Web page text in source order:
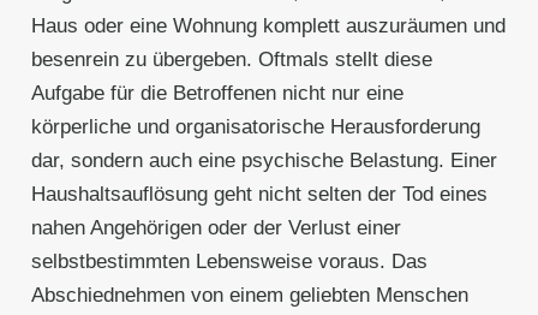
Haus oder eine Wohnung komplett auszuräumen und
besenrein zu übergeben. Oftmals stellt diese
Aufgabe für die Betroffenen nicht nur eine
körperliche und organisatorische Herausforderung
dar, sondern auch eine psychische Belastung. Einer
Haushaltsauflösung geht nicht selten der Tod eines
nahen Angehörigen oder der Verlust einer
selbstbestimmten Lebensweise voraus. Das
Abschiednehmen von einem geliebten Menschen